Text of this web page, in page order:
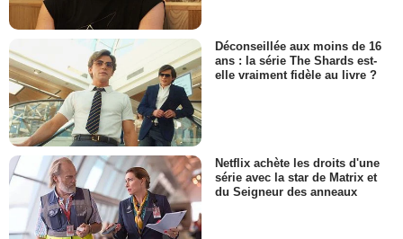
Déconseillée aux moins de 16
ans : la série The Shards est-
elle vraiment fidèle au livre ?
Netflix achète les droits d'une
série avec la star de Matrix et
du Seigneur des anneaux